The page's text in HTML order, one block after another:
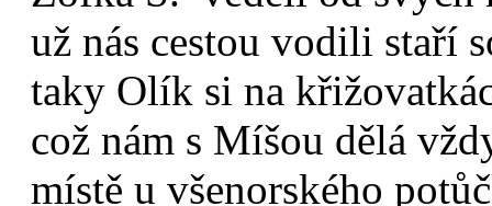
už nás cestou vodili staří
taky Olík si na
což nám s Míšou dělá
místě u všenorského